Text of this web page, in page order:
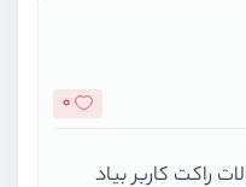
0
راکت کاربر بیاد